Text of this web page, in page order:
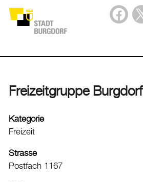
Willkommen in Burgdorf
Freizeit
Kinder- und Jugendangebote
Freizeitgruppe Burgdorf
Kategorie
Freizeit
Strasse
Postfach 1167